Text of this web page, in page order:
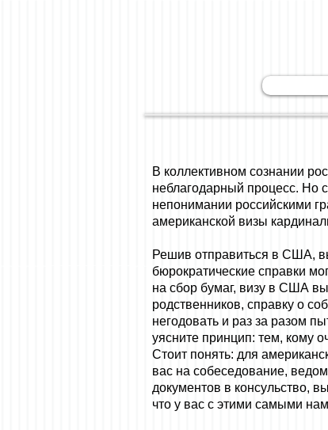
В коллективном сознании
неблагодарный процесс. Но
непонимании российскими
американской визы
Решив отправиться в США,
бюрократические справки
на сбор бумаг, визу в США
родственников, справку о
негодовать и раз за разом
уясните принцип: тем, кому
Стоит понять: для
вас на собеседование,
документов в консульство,
что у вас с этими самыми